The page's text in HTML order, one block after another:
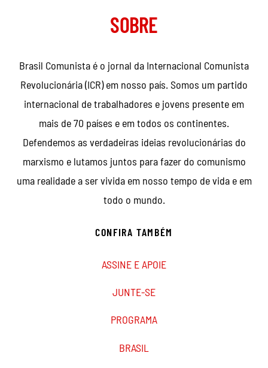
SOBRE
Brasil Comunista é o jornal da Internacional Comunista
Revolucionária (ICR) em nosso país. Somos um partido
internacional de trabalhadores e jovens presente em
mais de 70 países e em todos os continentes.
Defendemos as verdadeiras ideias revolucionárias do
marxismo e lutamos juntos para fazer do comunismo
uma realidade a ser vivida em nosso tempo de vida e em
todo o mundo.
CONFIRA TAMBÉM
ASSINE E APOIE
JUNTE-SE
PROGRAMA
BRASIL